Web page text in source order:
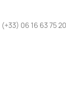
(+33) 06 16 63 75 20